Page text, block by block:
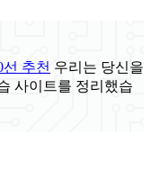
추천 우리는 당신을
사이트를 정리했습